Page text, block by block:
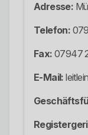
Adresse:
Telefon:
Fax: 07947
E-Mail: